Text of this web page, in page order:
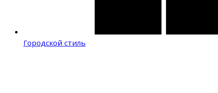
Городской стиль